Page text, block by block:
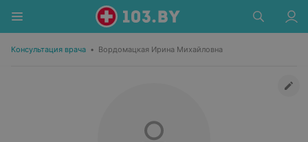
Консультация врача • Вордомацкая Ирина Михайловна